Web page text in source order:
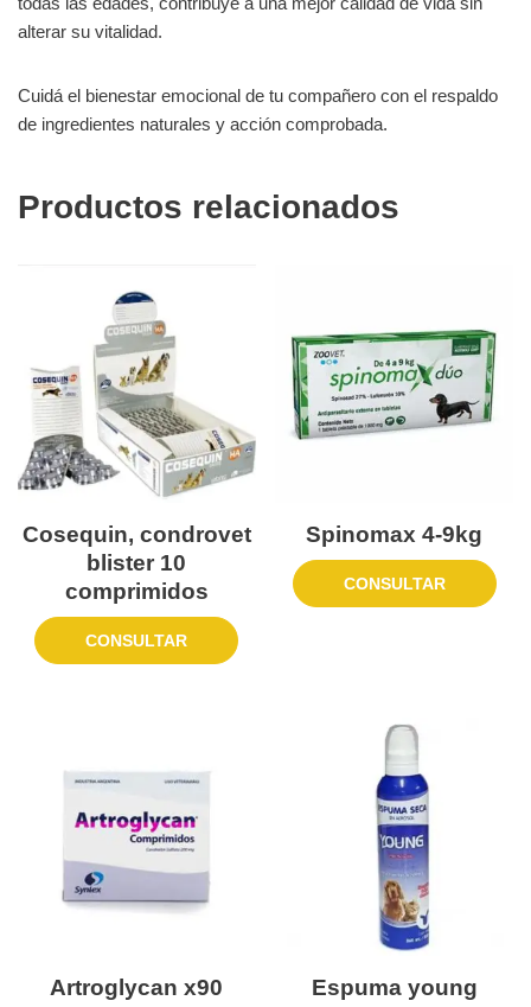
alterar su vitalidad.
Cuidá el bienestar emocional de tu compañero con el respaldo
de ingredientes naturales y acción comprobada.
Productos relacionados
Cosequin, condrovet
blister 10
comprimidos
CONSULTAR
Spinomax 4-9kg
CONSULTAR
Artroglycan x90
Espuma young